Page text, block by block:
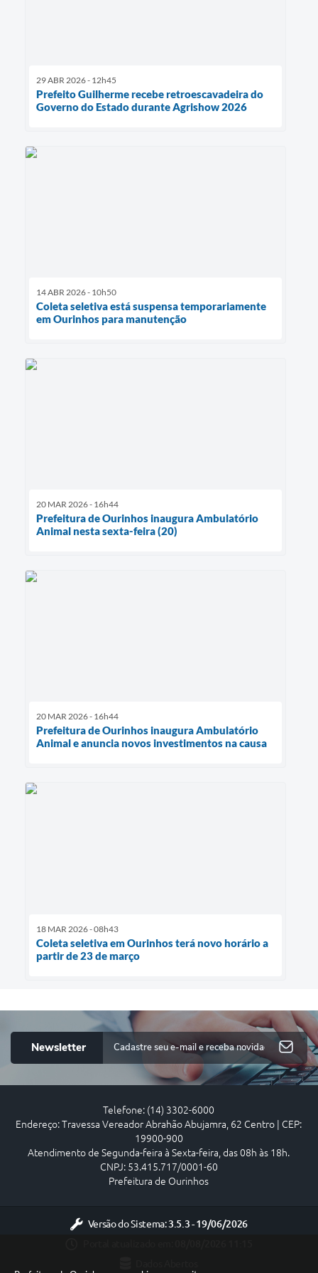
29 ABR 2026 - 12h45
Prefeito Guilherme recebe retroescavadeira do
Governo do Estado durante Agrishow 2026
14 ABR 2026 - 10h50
Coleta seletiva está suspensa temporariamente
em Ourinhos para manutenção
20 MAR 2026 - 16h44
Prefeitura de Ourinhos inaugura Ambulatório
Animal nesta sexta-feira (20)
20 MAR 2026 - 16h44
Prefeitura de Ourinhos inaugura Ambulatório
Animal e anuncia novos investimentos na causa
18 MAR 2026 - 08h43
Coleta seletiva em Ourinhos terá novo horário a
partir de 23 de março
Newsletter
Telefone: (14) 3302-6000
Endereço: Travessa Vereador Abrahão Abujamra, 62 Centro | CEP:
19900-900
Atendimento de Segunda-feira à Sexta-feira, das 08h às 18h.
CNPJ: 53.415.717/0001-60
Prefeitura de Ourinhos
Versão do Sistema:3.5.3 - 19/06/2026